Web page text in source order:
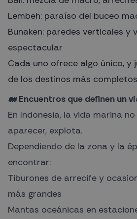
Lembeh: paraíso del buceo
Bunaken: paredes verticales y
espectacular
Cada uno ofrece algo único, y
de los destinos más
🐋 Encuentros que definen un
En Indonesia, la vida marina
aparecer, explota.
Dependiendo de la zona y la
encontrar:
Tiburones de arrecife y
más grandes
Mantas oceánicas en